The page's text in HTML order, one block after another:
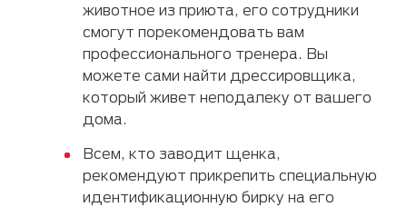
животное из приюта, его сотрудники
смогут порекомендовать вам
профессионального тренера. Вы
можете сами найти дрессировщика,
который живет неподалеку от вашего
дома.
Всем, кто заводит щенка,
рекомендуют прикрепить специальную
идентификационную бирку на его